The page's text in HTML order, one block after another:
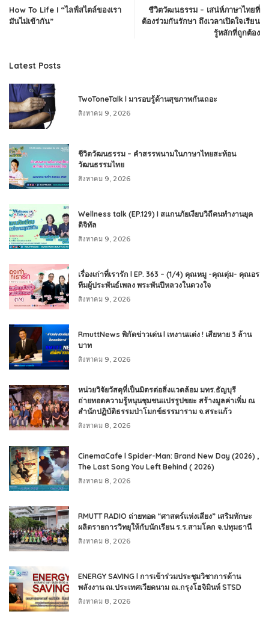
How To Life I “ไลฟ์สไตล์ของเรา
มันไม่เข้ากัน”
ชีวิตวัฒนธรรม – เสน่ห์ภาษาไทยที่
ต้องร่วมกันรักษา ถึงเวลาเปิดใจเรียน
รู้หลักที่ถูกต้อง
Latest Posts
TwoToneTalk l มารอบรู้ด้านสุขภาพกันเถอะ
สิงหาคม 9, 2026
ชีวิตวัฒนธรรม – คำสรรพนามในภาษาไทยสะท้อน
วัฒนธรรมไทย
สิงหาคม 9, 2026
Wellness talk (EP.129) I สแกนภัยเงียบวิถีคนทำงานยุค
ดิจิทัล
สิงหาคม 9, 2026
เรื่องเก่าที่เรารัก l EP. 363 – (1/4) คุณหมู -คุณตุ่ม- คุณอร
ทีมผู้ประพันธ์เพลง พระพันปีหลวงในดวงใจ
สิงหาคม 9, 2026
RmuttNews พิกัดข่าวเด่น l เทงานแต่ง ! เสียหาย 3 ล้าน
บาท
สิงหาคม 9, 2026
หน่วยวิจัยวัสดุที่เป็นมิตรต่อสิ่งแวดล้อม มทร.ธัญบุรี
ถ่ายทอดความรู้หนุนชุมชนแปรรูปขยะ สร้างมูลค่าเพิ่ม ณ
สำนักปฏิบัติธรรมป่าโมกข์ธรรมาราม จ.สระแก้ว
สิงหาคม 8, 2026
CinemaCafe l Spider-Man: Brand New Day (2026) ,
The Last Song You Left Behind ( 2026)
สิงหาคม 8, 2026
RMUTT RADIO ถ่ายทอด “ศาสตร์แห่งเสียง” เสริมทักษะ
ผลิตรายการวิทยุให้กับนักเรียน ร.ร.สามโคก จ.ปทุมธานี
สิงหาคม 8, 2026
ENERGY SAVING l การเข้าร่วมประชุมวิชาการด้าน
พลังงาน ณ.ประเทศเวียดนาม ณ.กรุงโฮจิมินห์ STSD
สิงหาคม 8, 2026